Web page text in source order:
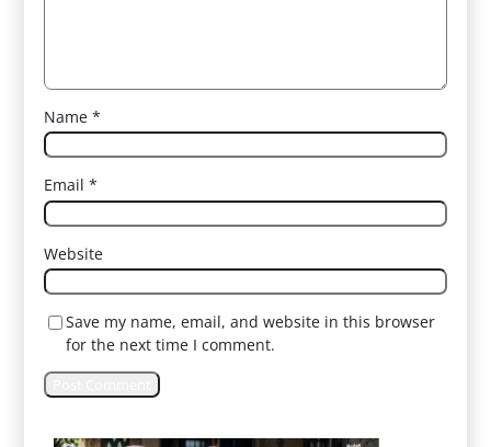
Name*
Email*
Website
Save my name, email, and website in this browser
for the next time I comment.